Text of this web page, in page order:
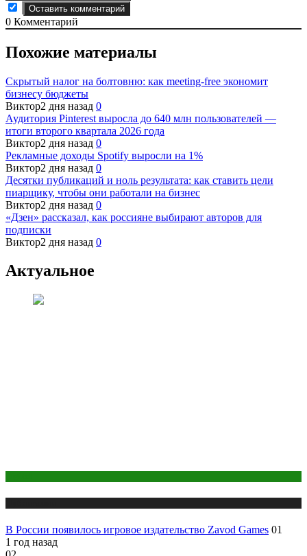
0 Комментарий
Похожие материалы
Скрытый налог на болтовню: как meeting-free экономит
бизнесу бюджеты
Виктор2 дня назад 0
Аудитория Pinterest выросла до 640 млн пользователей —
итоги второго квартала 2026 года
Виктор2 дня назад 0
Рекламные доходы Spotify выросли на 1%
Виктор2 дня назад 0
Десятки публикаций и ноль результата: как ставить цели
пиарщику, чтобы они работали на бизнес
Виктор2 дня назад 0
«Дзен» рассказал, как россияне выбирают авторов для
подписки
Виктор2 дня назад 0
Актуальное
В России появилось игровое издательство Zavod Games 01
1 год назад